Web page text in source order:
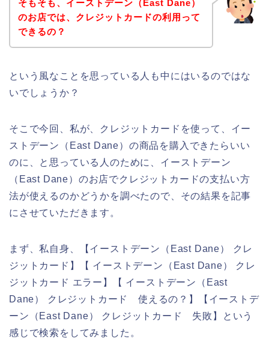
そもそも、イーストデーン（East Dane）
のお店では、クレジットカードの利用って
できるの？
という風なことを思っている人も中にはいるのではな
いでしょうか？
そこで今回、私が、クレジットカードを使って、イー
ストデーン（East Dane）の商品を購入できたらいい
のに、と思っている人のために、イーストデーン
（East Dane）のお店でクレジットカードの支払い方
法が使えるのかどうかを調べたので、その結果を記事
にさせていただきます。
まず、私自身、【イーストデーン（East Dane） クレ
ジットカード】【 イーストデーン（East Dane） クレ
ジットカード エラー】【 イーストデーン（East
Dane） クレジットカード 使えるの？】【イーストデ
ーン（East Dane） クレジットカード 失敗】という
感じで検索をしてみました。